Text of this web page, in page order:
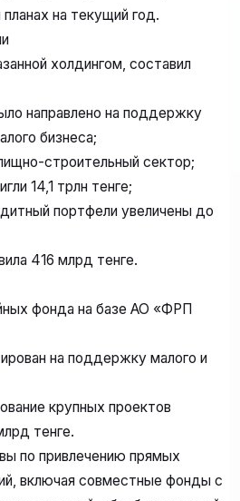
на текущий год.
холдингом, составил
направлено на поддержку
бизнеса;
строительный сектор;
14,1 трлн тенге;
портфели увеличены до
416 млрд тенге.
фонда на базе АО «ФРП
на поддержку малого и
крупных проектов
тенге.
по привлечению прямых
включая совместные фонды с